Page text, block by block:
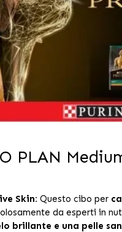
PLAN
Skin: Questo cibo per
da esperti in
brillante e una pelle